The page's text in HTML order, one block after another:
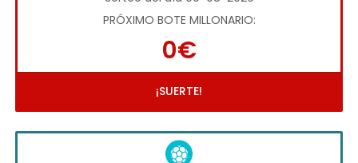
PRÓXIMO BOTE MILLONARIO:
0€
¡SUERTE!